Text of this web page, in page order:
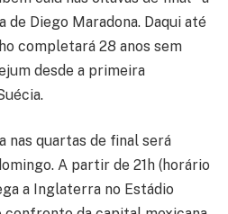
de Diego Maradona. Daqui até
completará 28 anos sem
desde a primeira
nas quartas de final será
A partir de 21h (horário
a Inglaterra no Estádio